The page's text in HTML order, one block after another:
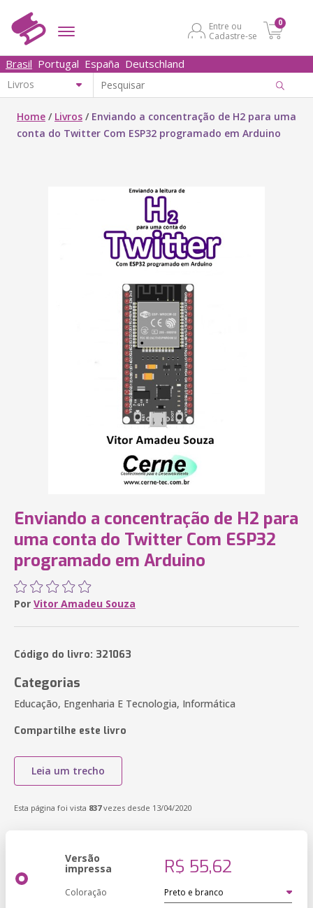
Entre ou
Cadastre-se
0
Brasil Portugal España Deutschland
Home / Livros / Enviando a concentração de H2 para uma
conta do Twitter Com ESP32 programado em Arduino
Enviando a concentração de H2 para
uma conta do Twitter Com ESP32
programado em Arduino
Por Vitor Amadeu Souza
Código do livro: 321063
Categorias
Educação, Engenharia E Tecnologia, Informática
Compartilhe este livro
Leia um trecho
Esta página foi vista 837vezes desde 13/04/2020
Versão
impressa R$ 55,62
Coloração